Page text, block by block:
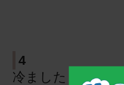
4
冷ました【２】